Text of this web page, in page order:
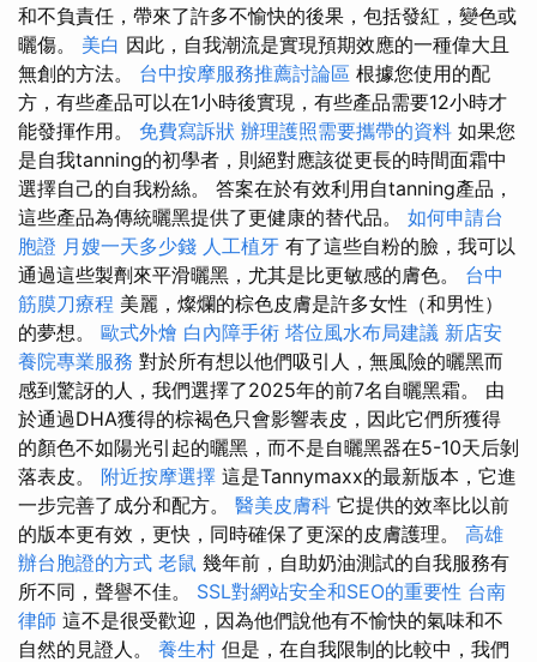
和不負責任，帶來了許多不愉快的後果，包括發紅，變色或
曬傷。 美白 因此，自我潮流是實現預期效應的一種偉大且
無創的方法。 台中按摩服務推薦討論區 根據您使用的配
方，有些產品可以在1小時後實現，有些產品需要12小時才
能發揮作用。 免費寫訴狀 辦理護照需要攜帶的資料 如果您
是自我tanning的初學者，則絕對應該從更長的時間面霜中
選擇自己的自我粉絲。 答案在於有效利用自tanning產品，
這些產品為傳統曬黑提供了更健康的替代品。 如何申請台
胞證 月嫂一天多少錢 人工植牙 有了這些自粉的臉，我可以
通過這些製劑來平滑曬黑，尤其是比更敏感的膚色。 台中
筋膜刀療程 美麗，燦爛的棕色皮膚是許多女性（和男性）
的夢想。 歐式外燴 白內障手術 塔位風水布局建議 新店安
養院專業服務 對於所有想以他們吸引人，無風險的曬黑而
感到驚訝的人，我們選擇了2025年的前7名自曬黑霜。 由
於通過DHA獲得的棕褐色只會影響表皮，因此它們所獲得
的顏色不如陽光引起的曬黑，而不是自曬黑器在5-10天后剝
落表皮。 附近按摩選擇 這是Tannymaxx的最新版本，它進
一步完善了成分和配方。 醫美皮膚科 它提供的效率比以前
的版本更有效，更快，同時確保了更深的皮膚護理。 高雄
辦台胞證的方式 老鼠 幾年前，自助奶油測試的自我服務有
所不同，聲譽不佳。 SSL對網站安全和SEO的重要性 台南
律師 這不是很受歡迎，因為他們說他有不愉快的氣味和不
自然的見證人。 養生村 但是，在自我限制的比較中，我們